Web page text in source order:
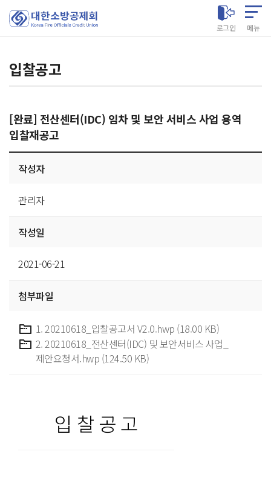
대한소방공제회
로그인 메뉴
입찰공고
[완료] 전산센터(IDC) 임차 및 보안 서비스 사업 용역
입찰재공고
상세
작성자
관리자
작성일
2021-06-21
첨부파일
1. 20210618_입찰공고서 V2.0.hwp (18.00 KB)
2. 20210618_전산센터(IDC) 및 보안서비스 사업_
제안요청서.hwp (124.50 KB)
입 찰 공 고